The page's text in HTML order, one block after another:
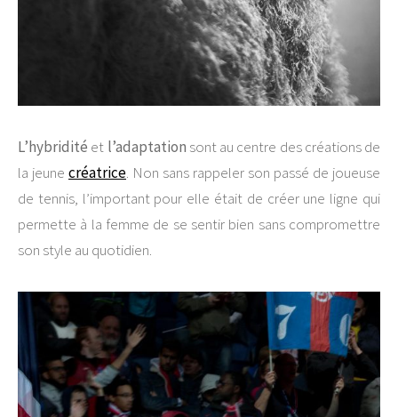
L’hybridité et l’adaptation sont au centre des créations de
la jeune créatrice. Non sans rappeler son passé de joueuse
de tennis, l’important pour elle était de créer une ligne qui
permette à la femme de se sentir bien sans compromettre
son style au quotidien.